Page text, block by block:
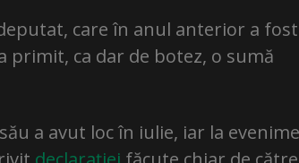
care în anul anterior a fost
primit, ca dar de botez, o sumă
a avut loc în iulie, iar la